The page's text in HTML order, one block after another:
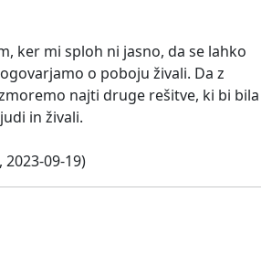
ker mi sploh ni jasno, da se lahko
o poboju živali. Da z
najti druge rešitve, ki bi bila
in živali.
2023-09-19)